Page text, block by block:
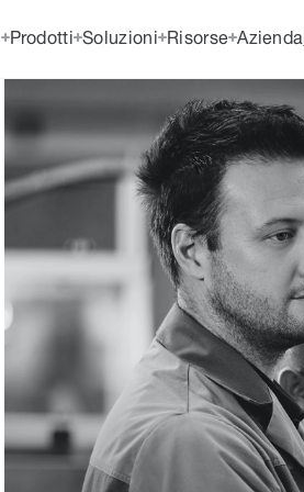
Prodotti Soluzioni Risorse Azienda